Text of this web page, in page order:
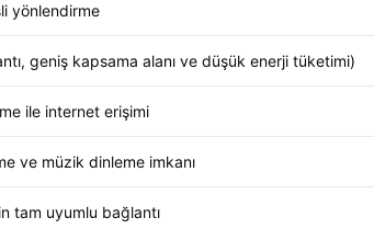
yönlendirme
geniş kapsama alanı ve düşük enerji tüketimi)
ile internet erişimi
ve müzik dinleme imkanı
tam uyumlu bağlantı